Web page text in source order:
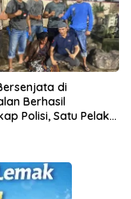
di
Berhasil
Polisi, Satu Pelaku